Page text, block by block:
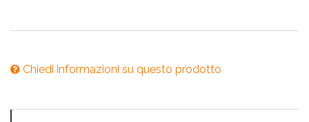
Chiedi informazioni su questo prodotto